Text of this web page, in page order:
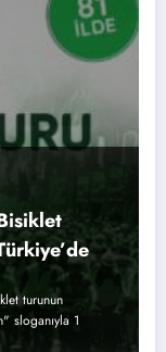
turunun
sloganıyla 1